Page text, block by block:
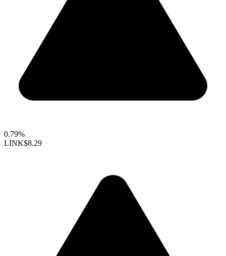
0.79%
LINK$8.29